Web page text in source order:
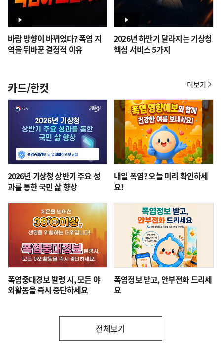
바람 방향이 바뀌었다? 폭염 지
역을 뒤바꾼 결정적 이유
2026년 하반기 달라지는 기상청
핵심 서비스 5가지
카드/한컷
2026년 기상청 상반기 주요 성
과를 통한 국민 삶 향상
내일 폭염? 오늘 미리 확인하세
요!
폭염중대경보 발령 시, 모든 야
외활동을 즉시 중단하세요
폭염정보 받고, 안부전화 드리세
요
한
더보기
부
처
전체보기